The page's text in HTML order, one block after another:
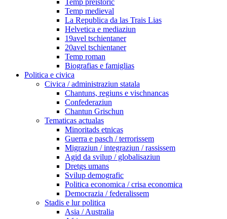
Temp preistoric
Temp medieval
La Republica da las Trais Lias
Helvetica e mediaziun
19avel tschientaner
20avel tschientaner
Temp roman
Biografias e famiglias
Politica e civica
Civica / administraziun statala
Chantuns, regiuns e vischnancas
Confederaziun
Chantun Grischun
Tematicas actualas
Minoritads etnicas
Guerra e pasch / terrorissem
Migraziun / integraziun / rassissem
Agid da svilup / globalisaziun
Dretgs umans
Svilup demografic
Politica economica / crisa economica
Democrazia / federalissem
Stadis e lur politica
Asia / Australia